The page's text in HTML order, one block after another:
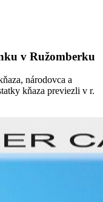
v Ružomberku
národovca a
kňaza previezli v r.